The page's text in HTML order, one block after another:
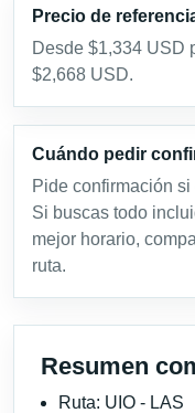
Precio de
Desde $1,334 USD
$2,668 USD.
Cuándo pedir
Pide confirmación
Si buscas todo
mejor horario,
ruta.
Resumen
Ruta: UIO - LAS